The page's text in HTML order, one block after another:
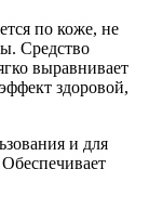
по коже, не
Средство
выравнивает
здоровой,
и для